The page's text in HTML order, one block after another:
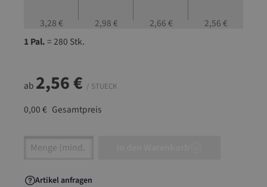
3,28 € 2,98 € 2,66 €
2,56 €
1 Pal.= 280 Stk.
ab 2,56 € / STUECK
0,00 € Gesamtpreis
Artikel Anzahl: Gib den gewünschten Wert
Artikel anfragen